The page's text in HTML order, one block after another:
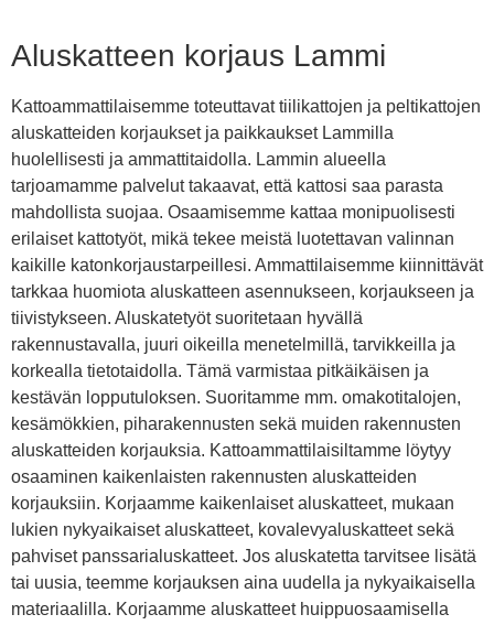
Aluskatteen korjaus Lammi
Kattoammattilaisemme toteuttavat tiilikattojen ja peltikattojen
aluskatteiden korjaukset ja paikkaukset Lammilla
huolellisesti ja ammattitaidolla. Lammin alueella
tarjoamamme palvelut takaavat, että kattosi saa parasta
mahdollista suojaa. Osaamisemme kattaa monipuolisesti
erilaiset kattotyöt, mikä tekee meistä luotettavan valinnan
kaikille katonkorjaustarpeillesi. Ammattilaisemme kiinnittävät
tarkkaa huomiota aluskatteen asennukseen, korjaukseen ja
tiivistykseen. Aluskatetyöt suoritetaan hyvällä
rakennustavalla, juuri oikeilla menetelmillä, tarvikkeilla ja
korkealla tietotaidolla. Tämä varmistaa pitkäikäisen ja
kestävän lopputuloksen. Suoritamme mm. omakotitalojen,
kesämökkien, piharakennusten sekä muiden rakennusten
aluskatteiden korjauksia. Kattoammattilaisiltamme löytyy
osaaminen kaikenlaisten rakennusten aluskatteiden
korjauksiin. Korjaamme kaikenlaiset aluskatteet, mukaan
lukien nykyaikaiset aluskatteet, kovalevyaluskatteet sekä
pahviset panssarialuskatteet. Jos aluskatetta tarvitsee lisätä
tai uusia, teemme korjauksen aina uudella ja nykyaikaisella
materiaalilla. Korjaamme aluskatteet huippuosaamisella